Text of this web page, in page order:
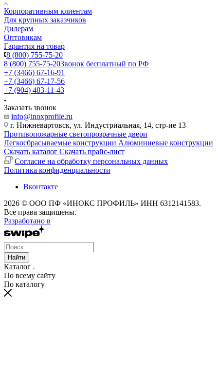
Корпоративным клиентам
Для крупных заказчиков
Дилерам
Оптовикам
Гарантия на товар
8 (800) 755-75-20
8 (800) 755-75-20Звонок бесплатный по РФ
+7 (3466) 67-16-91
+7 (3466) 67-17-56
+7 (904) 483-11-43
Заказать звонок
info@inoxprofile.ru
г. Нижневартовск, ул. Индустриальная, 14, стр-ие 13
Противопожарные светопрозрачные двери
Легкосбрасываемые конструкции Алюминиевые конструкции
Скачать каталог Скачать прайс-лист
Cогласие на обработку персональных данных
Политика конфиденциальности
Вконтакте
2026 © ООО ПФ «ИНОКС ПРОФИЛЬ» ИНН 6312141583.
Все права защищены.
Разработано в
Найти
Каталог
По всему сайту
По каталогу